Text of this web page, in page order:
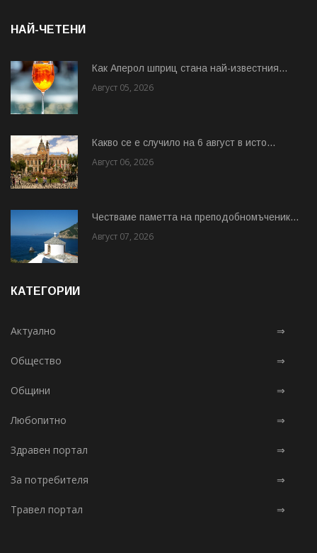
НАЙ-ЧЕТЕНИ
Как Аперол шприц стана най-известния...
Август 05, 2026
Какво се е случило на 6 август в исто...
Август 06, 2026
Честваме паметта на преподобномъченик...
Август 07, 2026
КАТЕГОРИИ
Актуално ⇒
Общество ⇒
Общини ⇒
Любопитно ⇒
Здравен портал ⇒
За потребителя ⇒
Травел портал ⇒